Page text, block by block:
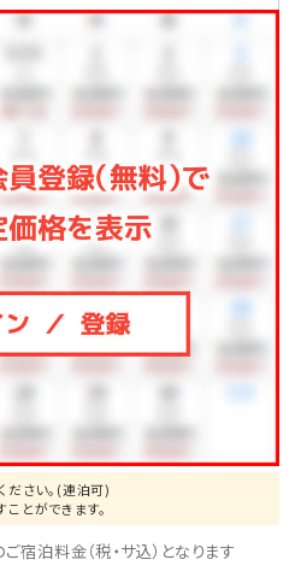
海水族館まで、車で約50分
作品多数!御菓子御殿「恩納
ドの美しい海!万座毛まで、
塔まで、車で約15分
まで、車で約60分
ださい。(連泊可)
とができます。
泊料金（税・サ込）となります